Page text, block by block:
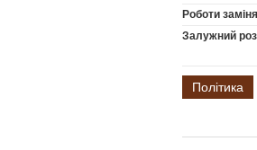
Роботи
Залужний
Політика